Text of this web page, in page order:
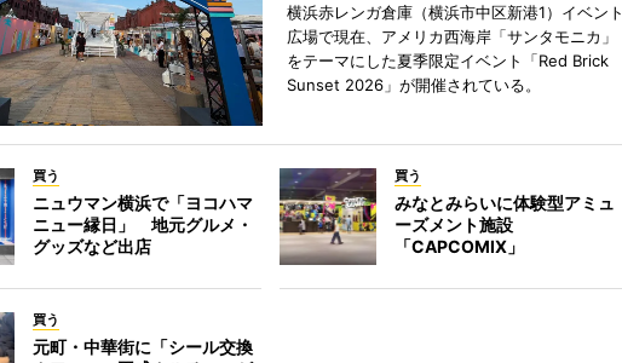
横浜赤レンガ倉庫（横浜市中区新港1）イベント
広場で現在、アメリカ西海岸「サンタモニカ」
をテーマにした夏季限定イベント「Red Brick
Sunset 2026」が開催されている。
買う
ニュウマン横浜で「ヨコハマ
ニュー縁日」 地元グルメ・
グッズなど出店
買う
みなとみらいに体験型アミュ
ーズメント施設
「CAPCOMIX」
買う
元町・中華街に「シール交換